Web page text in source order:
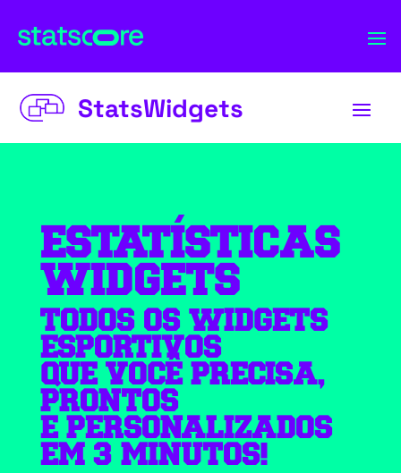
StatsWidgets
ESTATÍSTICAS
WIDGETS
TODOS OS WIDGETS
ESPORTIVOS
QUE VOCÊ PRECISA,
PRONTOS
E PERSONALIZADOS
EM 3 MINUTOS!